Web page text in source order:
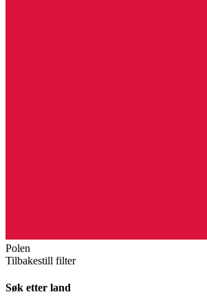
Polen
Tilbakestill filter
Søk etter land